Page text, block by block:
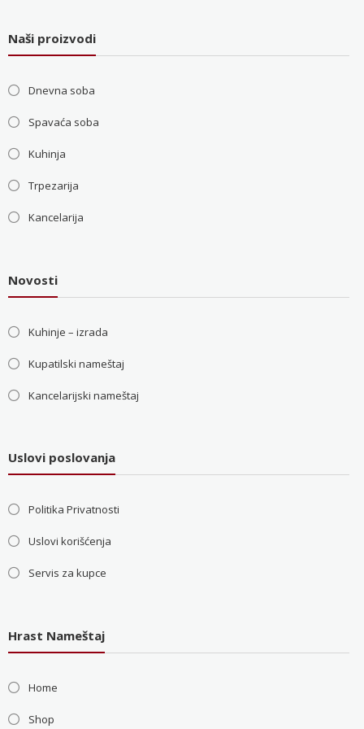
Naši proizvodi
Dnevna soba
Spavaća soba
Kuhinja
Trpezarija
Kancelarija
Novosti
Kuhinje – izrada
Kupatilski nameštaj
Kancelarijski nameštaj
Uslovi poslovanja
Politika Privatnosti
Uslovi korišćenja
Servis za kupce
Hrast Nameštaj
Home
Shop